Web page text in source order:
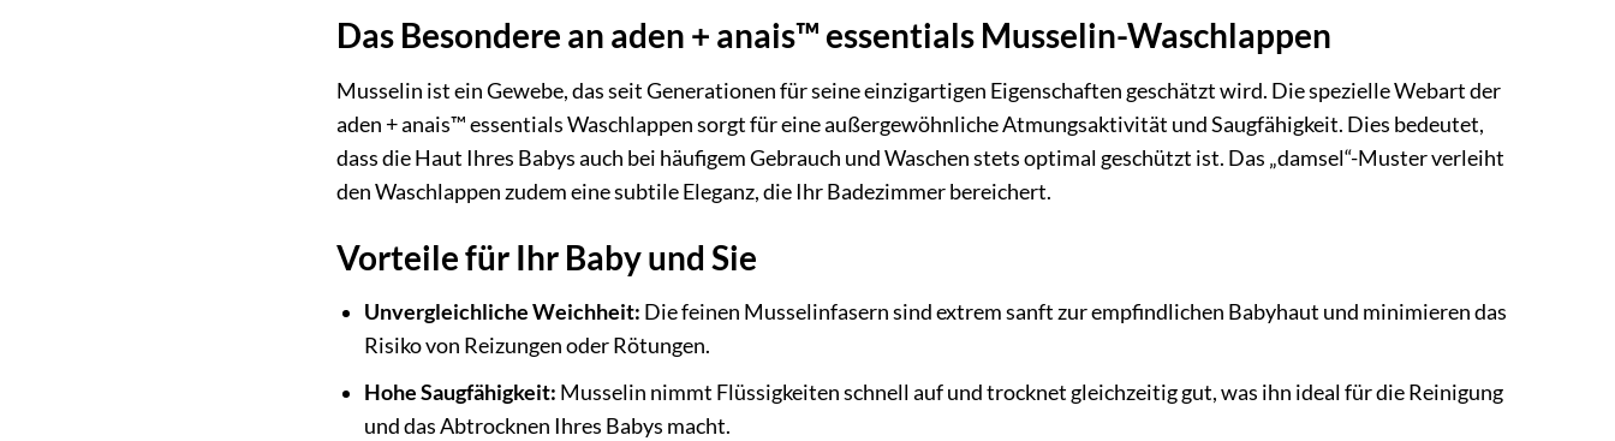
Das Besondere an aden + anais™ essentials Musselin-Waschlappen
Musselin ist ein Gewebe, das seit Generationen für seine einzigartigen Eigenschaften geschätzt wird. Die spezielle Webart der
aden + anais™ essentials Waschlappen sorgt für eine außergewöhnliche Atmungsaktivität und Saugfähigkeit. Dies bedeutet,
dass die Haut Ihres Babys auch bei häufigem Gebrauch und Waschen stets optimal geschützt ist. Das „damsel“-Muster verleiht
den Waschlappen zudem eine subtile Eleganz, die Ihr Badezimmer bereichert.
Vorteile für Ihr Baby und Sie
Unvergleichliche Weichheit: Die feinen Musselinfasern sind extrem sanft zur empfindlichen Babyhaut und minimieren das
Risiko von Reizungen oder Rötungen.
Hohe Saugfähigkeit: Musselin nimmt Flüssigkeiten schnell auf und trocknet gleichzeitig gut, was ihn ideal für die Reinigung
und das Abtrocknen Ihres Babys macht.